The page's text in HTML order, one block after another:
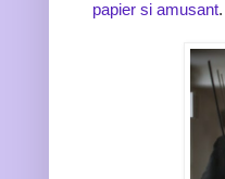
papier si amusant.